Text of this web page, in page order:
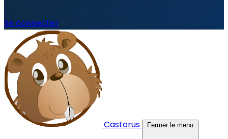
Se connecter
Castorus Fermer le menu